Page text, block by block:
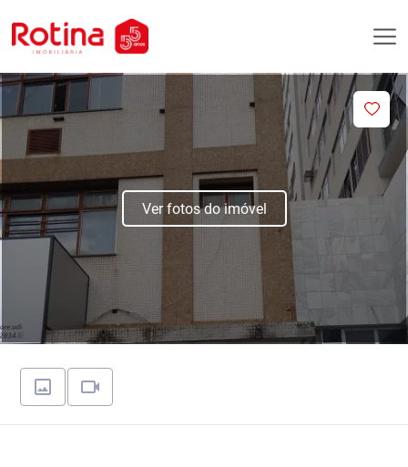
Ver fotos do imóvel